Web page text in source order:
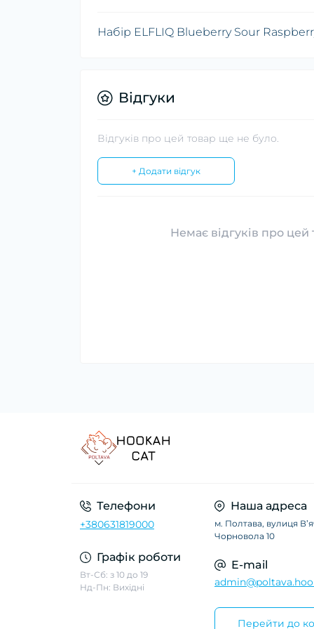
Набір ELFLIQ Blueberry Sour
Відгуки
Відгуків про цей товар ще не було.
+ Додати відгук
Немає відгуків про цей
Телефони
+380631819000
Графік роботи
Вт-Сб: з 10 до 19
Нд-Пн: Вихідні
Наша адреса
м. Полтава, вулиця
Чорновола 10
E-mail
Перейти до